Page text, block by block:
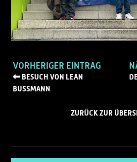
VORHERIGER EINTRAG
BESUCH VON LEAN
BUSSMANN
ZURÜCK ZUR